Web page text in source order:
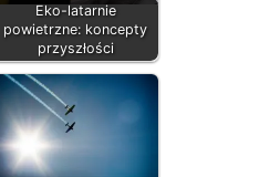
Eko-latarnie
powietrzne: koncepty
przyszłości